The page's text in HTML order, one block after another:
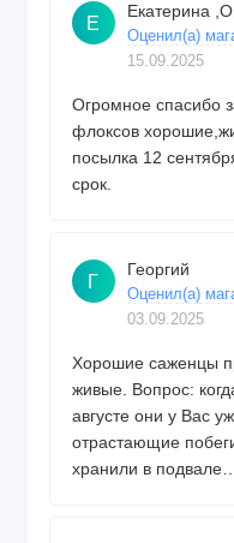
Е
Екатерина
Оценил(а)
15.09.2025
Огромное спасибо
флоксов
посылка 12
срок.
Г
Георгий
Оценил(а)
03.09.2025
Хорошие саженцы
живые. Вопрос:
августе они у Вас
отрастающие
хранили в подвале…